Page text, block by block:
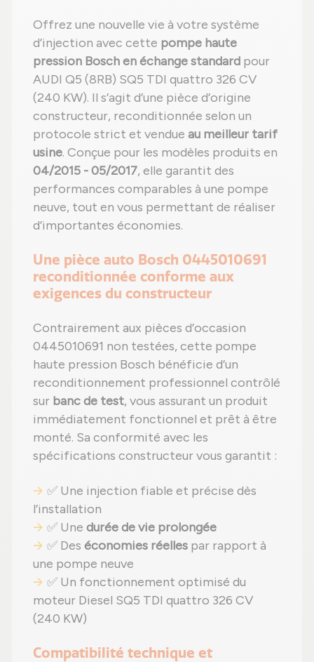
Offrez une nouvelle vie à votre système
d’injection avec cette pompe haute
pression Bosch en échange standard pour
AUDI Q5 (8RB) SQ5 TDI quattro 326 CV
(240 KW). Il s’agit d’une pièce d’origine
constructeur, reconditionnée selon un
protocole strict et vendue au meilleur tarif
usine. Conçue pour les modèles produits en
04/2015 - 05/2017, elle garantit des
performances comparables à une pompe
neuve, tout en vous permettant de réaliser
d’importantes économies.
Une pièce auto Bosch 0445010691
reconditionnée conforme aux
exigences du constructeur
Contrairement aux pièces d’occasion
0445010691 non testées, cette pompe
haute pression Bosch bénéficie d’un
reconditionnement professionnel contrôlé
sur banc de test, vous assurant un produit
immédiatement fonctionnel et prêt à être
monté. Sa conformité avec les
spécifications constructeur vous garantit :
✅ Une injection fiable et précise dès
l’installation
✅ Une durée de vie prolongée
✅ Des économies réelles par rapport à
une pompe neuve
✅ Un fonctionnement optimisé du
moteur Diesel SQ5 TDI quattro 326 CV
(240 KW)
Compatibilité technique et